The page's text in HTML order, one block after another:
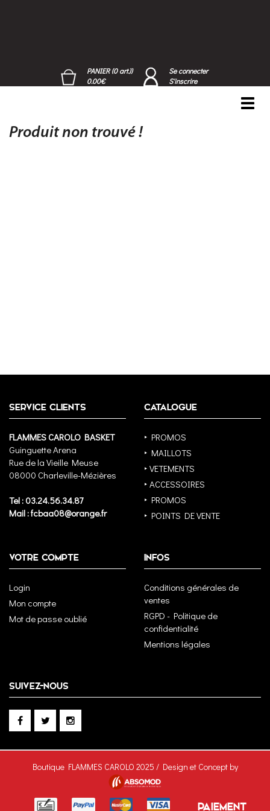
PANIER (0 art.))
0.00€
Se connecter
S'inscrire
Produit non trouvé !
SERVICE CLIENTS
FLAMMES CAROLO BASKET
Guinguette Arena
Rue de la Vieille Meuse
08000 Charleville-Mézières
Tel : 03.24.56.34.87
Mail : fcbaa08@orange.fr
CATALOGUE
‣ PROMOS
‣ MAILLOTS
‣ VETEMENTS
‣ ACCESSOIRES
‣ PROMOS
‣ POINTS DE VENTE
VOTRE COMPTE
Login
Mon compte
Mot de passe oublié
INFOS
Conditions générales de
ventes
RGPD - Politique de
confidentialité
Mentions légales
SUIVEZ-NOUS
Boutique FLAMMES CAROLO 2025 / Design et Concept by
PAIEMENT